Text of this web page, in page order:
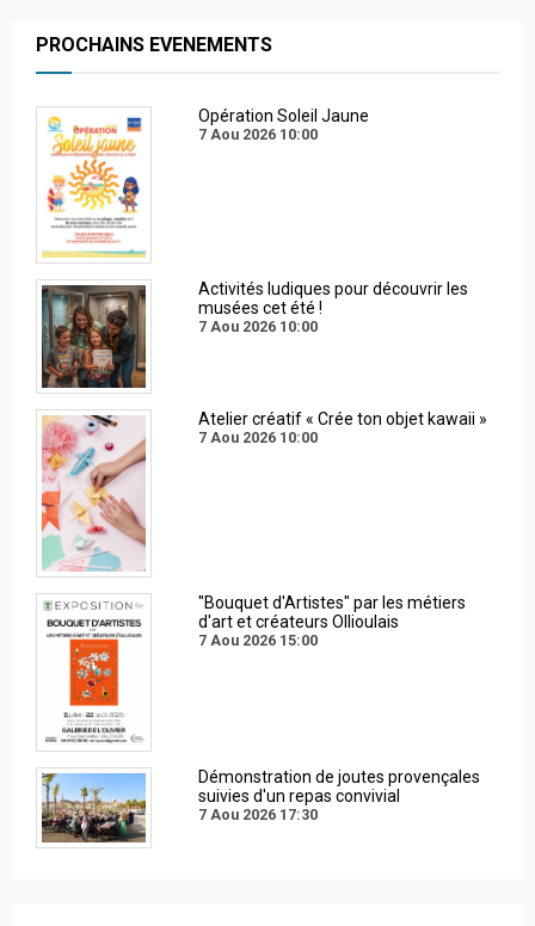
PROCHAINS EVENEMENTS
Opération Soleil Jaune
7 Aou 2026 10:00
Activités ludiques pour découvrir les
musées cet été !
7 Aou 2026 10:00
Atelier créatif « Crée ton objet kawaii »
7 Aou 2026 10:00
"Bouquet d'Artistes" par les métiers
d'art et créateurs Ollioulais
7 Aou 2026 15:00
Démonstration de joutes provençales
suivies d'un repas convivial
7 Aou 2026 17:30